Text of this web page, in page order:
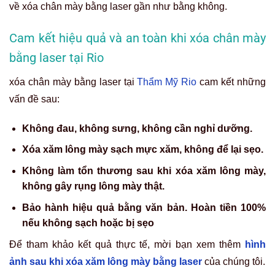
về xóa chân mày bằng laser gần như bằng không.
Cam kết hiệu quả và an toàn khi xóa chân mày
bằng laser tại Rio
xóa chân mày bằng laser tạiThẩm Mỹ Rio cam kết những
vấn đề sau:
Không đau, không sưng, không cần nghỉ dưỡng.
Xóa xăm lông mày sạch mực xăm, không để lại sẹo.
Không làm tổn thương sau khi xóa xăm lông mày,
không gây rụng lông mày thật.
Bảo hành hiệu quả bằng văn bản. Hoàn tiền 100%
nếu không sạch hoặc bị sẹo
Để tham khảo kết quả thực tế, mời bạn xem thêm hình
ảnh sau khi xóa xăm lông mày bằng laser của chúng tôi.